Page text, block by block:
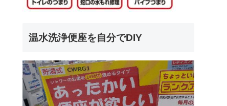
温水洗浄便座を自分でDIY